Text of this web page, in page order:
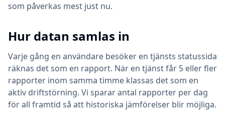
som påverkas mest just nu.
Hur datan samlas in
Varje gång en användare besöker en tjänsts statussida
räknas det som en rapport. När en tjänst får 5 eller fler
rapporter inom samma timme klassas det som en
aktiv driftstörning. Vi sparar antal rapporter per dag
för all framtid så att historiska jämförelser blir möjliga.